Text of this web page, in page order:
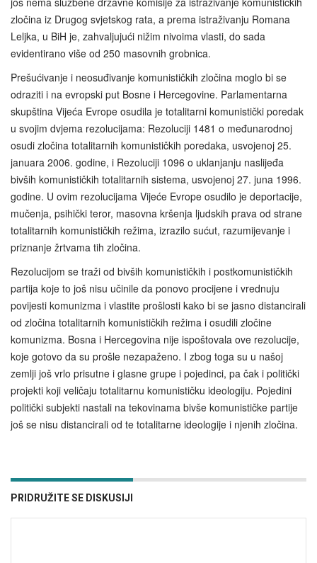
zločina iz Drugog svjetskog rata, a prema istraživanju Romana
Leljka, u BiH je, zahvaljujući nižim nivoima vlasti, do sada
evidentirano više od 250 masovnih grobnica.
Prešućivanje i neosuđivanje komunističkih zločina moglo bi se
odraziti i na evropski put Bosne i Hercegovine. Parlamentarna
skupština Vijeća Evrope osudila je totalitarni komunistički poredak
u svojim dvjema rezolucijama: Rezoluciji 1481 o međunarodnoj
osudi zločina totalitarnih komunističkih poredaka, usvojenoj 25.
januara 2006. godine, i Rezoluciji 1096 o uklanjanju naslijeđa
bivših komunističkih totalitarnih sistema, usvojenoj 27. juna 1996.
godine. U ovim rezolucijama Vijeće Evrope osudilo je deportacije,
mučenja, psihički teror, masovna kršenja ljudskih prava od strane
totalitarnih komunističkih režima, izrazilo sućut, razumijevanje i
priznanje žrtvama tih zločina.
Rezolucijom se traži od bivših komunističkih i postkomunističkih
partija koje to još nisu učinile da ponovo procijene i vrednuju
povijesti komunizma i vlastite prošlosti kako bi se jasno distancirali
od zločina totalitarnih komunističkih režima i osudili zločine
komunizma. Bosna i Hercegovina nije ispoštovala ove rezolucije,
koje gotovo da su prošle nezapaženo. I zbog toga su u našoj
zemlji još vrlo prisutne i glasne grupe i pojedinci, pa čak i politički
projekti koji veličaju totalitarnu komunističku ideologiju. Pojedini
politički subjekti nastali na tekovinama bivše komunističke partije
još se nisu distancirali od te totalitarne ideologije i njenih zločina.
PRIDRUŽITE SE DISKUSIJI